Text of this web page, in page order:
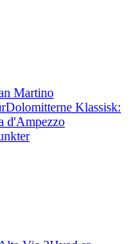
Martino
Dolomitterne Klassisk:
d'Ampezzo